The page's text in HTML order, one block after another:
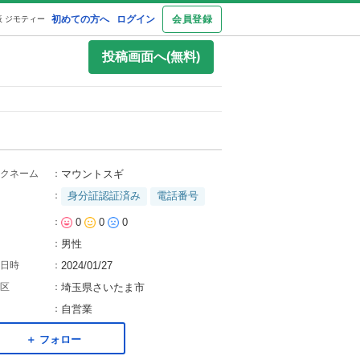
初めての方へ ログイン 会員登録
ジモティー
投稿画面へ(無料)
ネーム ： マウントスギ
： 身分証認証済み 電話番号
： 0 0 0
： 男性
時 ： 2024/01/27
： 埼玉県さいたま市
： 自営業
＋ フォロー